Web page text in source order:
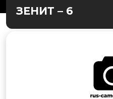
ЗЕНИТ – 6